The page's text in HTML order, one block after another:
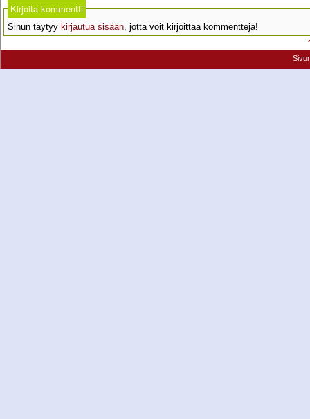
Kirjoita kommentti
Sinun täytyy kirjautua sisään, jotta voit kirjoittaa kommentteja!